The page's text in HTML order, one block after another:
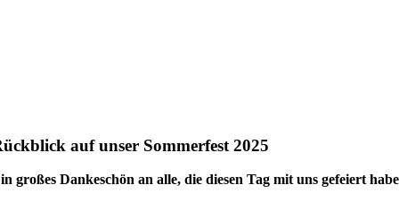
auf unser Sommerfest 2025
großes Dankeschön an alle, die diesen Tag mit uns gefeiert